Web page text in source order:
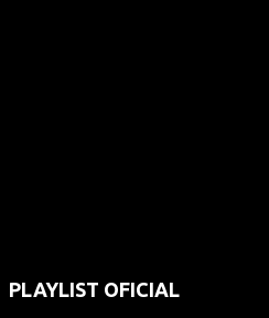
PLAYLIST OFICIAL